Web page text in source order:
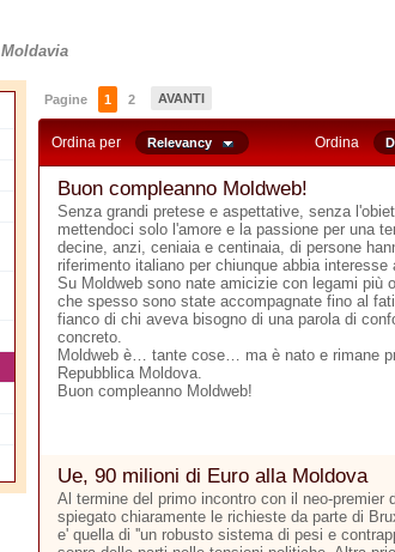
Moldavia
Pagine 1 2 AVANTI
Ordina per Relevancy Ordina
Buon compleanno Moldweb!
Senza grandi pretese e aspettative, senza
mettendoci solo l'amore e la passione per una
decine, anzi, ceniaia e centinaia, di persone
riferimento italiano per chiunque abbia interesse
Su Moldweb sono nate amicizie con legami più
che spesso sono state accompagnate fino al
fianco di chi aveva bisogno di una parola di
concreto.
Moldweb è… tante cose… ma è nato e rimane
Repubblica Moldova.
Buon compleanno Moldweb!
Ue, 90 milioni di Euro alla Moldova
Al termine del primo incontro con il neo-premier
spiegato chiaramente le richieste da parte di
e' quella di ''un robusto sistema di pesi e